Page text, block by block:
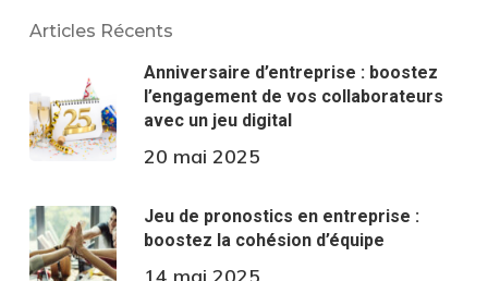
Articles Récents
Anniversaire d’entreprise : boostez
l’engagement de vos collaborateurs
avec un jeu digital
20 mai 2025
Jeu de pronostics en entreprise :
boostez la cohésion d’équipe